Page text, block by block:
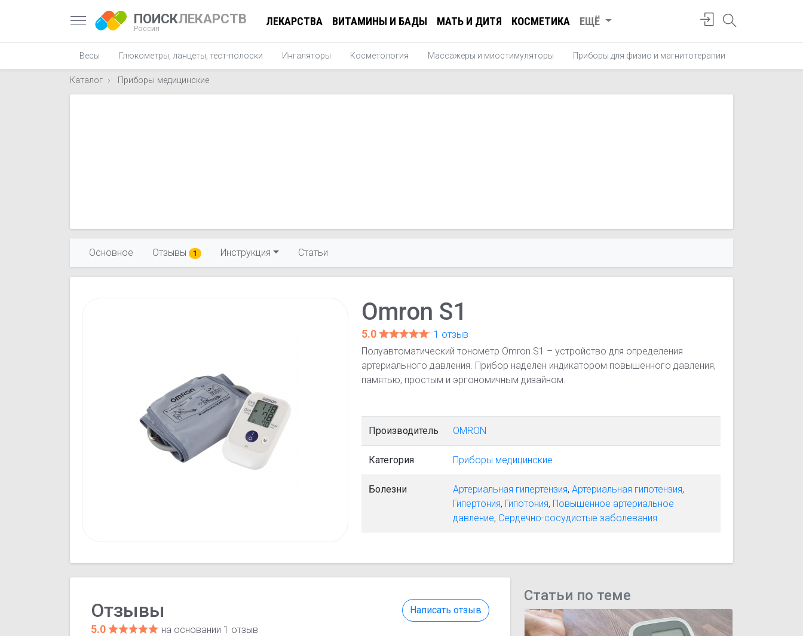
ПОИСКЛЕКАРСТВ
Россия
ЛЕКАРСТВА ВИТАМИНЫ И БАДЫ МАТЬ И ДИТЯ КОСМЕТИКА ЕЩЁ
Весы Глюкометры, ланцеты, тест-полоски Ингаляторы Косметология Массажеры и миостимуляторы Приборы для физио и магнитотерапии
Каталог Приборы медицинские
Основное Отзывы 1 Инструкция Статьи
Omron S1
5.0
1 отзыв
Полуавтоматический тонометр Omron S1 – устройство для определения
артериального давления. Прибор наделен индикатором повышенного давления,
памятью, простым и эргономичным дизайном.
Производитель OMRON
Категория Приборы медицинские
Болезни Артериальная гипертензия,Артериальная гипотензия,
Гипертония, Гипотония, Повышенное артериальное
давление, Сердечно-сосудистые заболевания
Написать отзыв
Отзывы
5.0 на основании 1 отзыв
Статьи по теме